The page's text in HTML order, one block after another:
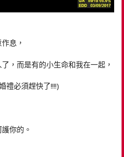
息，
，而是有的小生命和我在一起，
禮必須趕快了!!!!)
你的。